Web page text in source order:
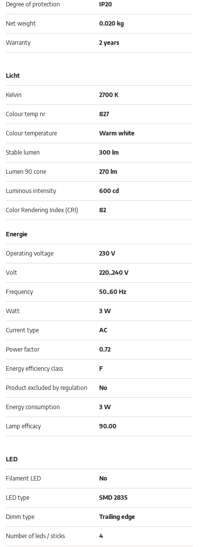
Degree of protection IP20
Net weight 0.020 kg
Warranty 2 years
Licht
Kelvin 2700 K
Colour temp nr 827
Colour temperature Warm white
Stable lumen 300 lm
Lumen 90 cone 270 lm
Luminous intensity 600 cd
Color Rendering Index (CRI) 82
Energie
Operating voltage 230 V
Volt 220..240 V
Frequency 50..60 Hz
Watt 3 W
Current type AC
Power factor 0.72
Energy efficiency class F
Product excluded by regulation No
Energy consumption 3 W
Lamp efficacy 90.00
LED
Filament LED No
LED type SMD 2835
Dimm type Trailing edge
Number of leds / sticks 4